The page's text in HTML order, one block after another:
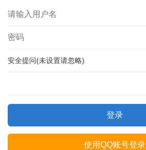
安全提问(未设置请忽略)
登录
使用QQ账号登录